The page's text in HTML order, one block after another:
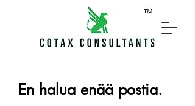
En halua enää postia.